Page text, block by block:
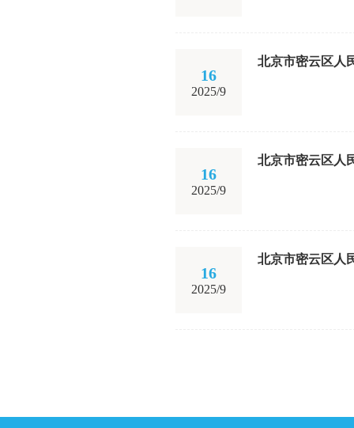
16
2025/9
北京市密云区人
16
2025/9
北京市密云区人
16
2025/9
北京市密云区人